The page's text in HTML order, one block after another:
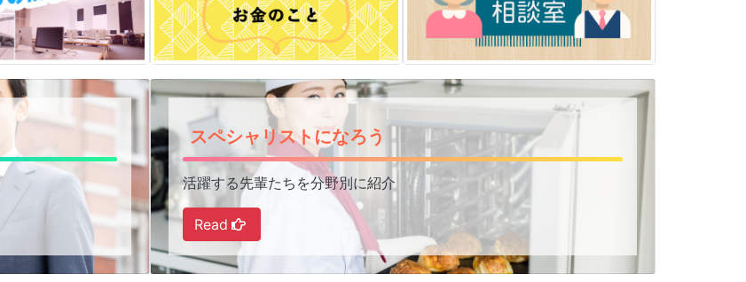
について
く見る！
気になる費用
をくわしく見る！
進路のお悩み相談
をくわしく見る！
スペシャリストになろう
活躍する先輩たちを分野別に紹介
Read